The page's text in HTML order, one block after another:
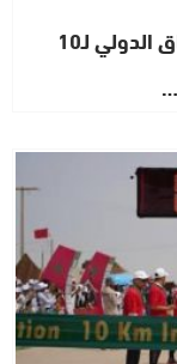
الدشيرة تحتضن النسخة الثانية من السباق الدولي لـ10